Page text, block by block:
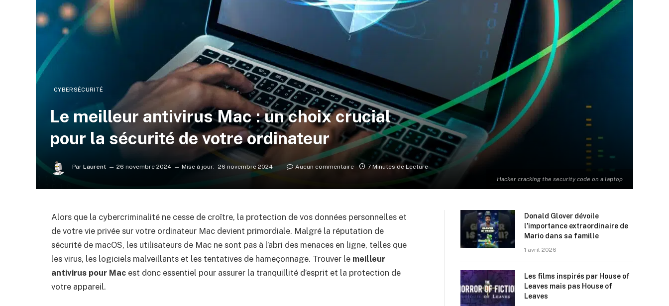
Hacker cracking the security code on a laptop
CYBERSÉCURITÉ
Le meilleur antivirus Mac : un choix crucial
pour la sécurité de votre ordinateur
Par Laurent 26 novembre 2024 Mise à jour: 26 novembre 2024 Aucun commentaire 7 Minutes de Lecture
Alors que la cybercriminalité ne cesse de croître, la protection de vos données personnelles et
de votre vie privée sur votre ordinateur Mac devient primordiale. Malgré la réputation de
sécurité de macOS, les utilisateurs de Mac ne sont pas à l’abri des menaces en ligne, telles que
les virus, les logiciels malveillants et les tentatives de hameçonnage. Trouver le meilleur
antivirus pour Mac est donc essentiel pour assurer la tranquillité d’esprit et la protection de
votre appareil.
Donald Glover dévoile
l’importance extraordinaire de
Mario dans sa famille
1 avril 2026
Les films inspirés par House of
Leaves mais pas House of
Leaves